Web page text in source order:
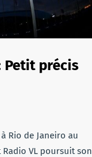
Petit précis
Rio de Janeiro au
VL poursuit son